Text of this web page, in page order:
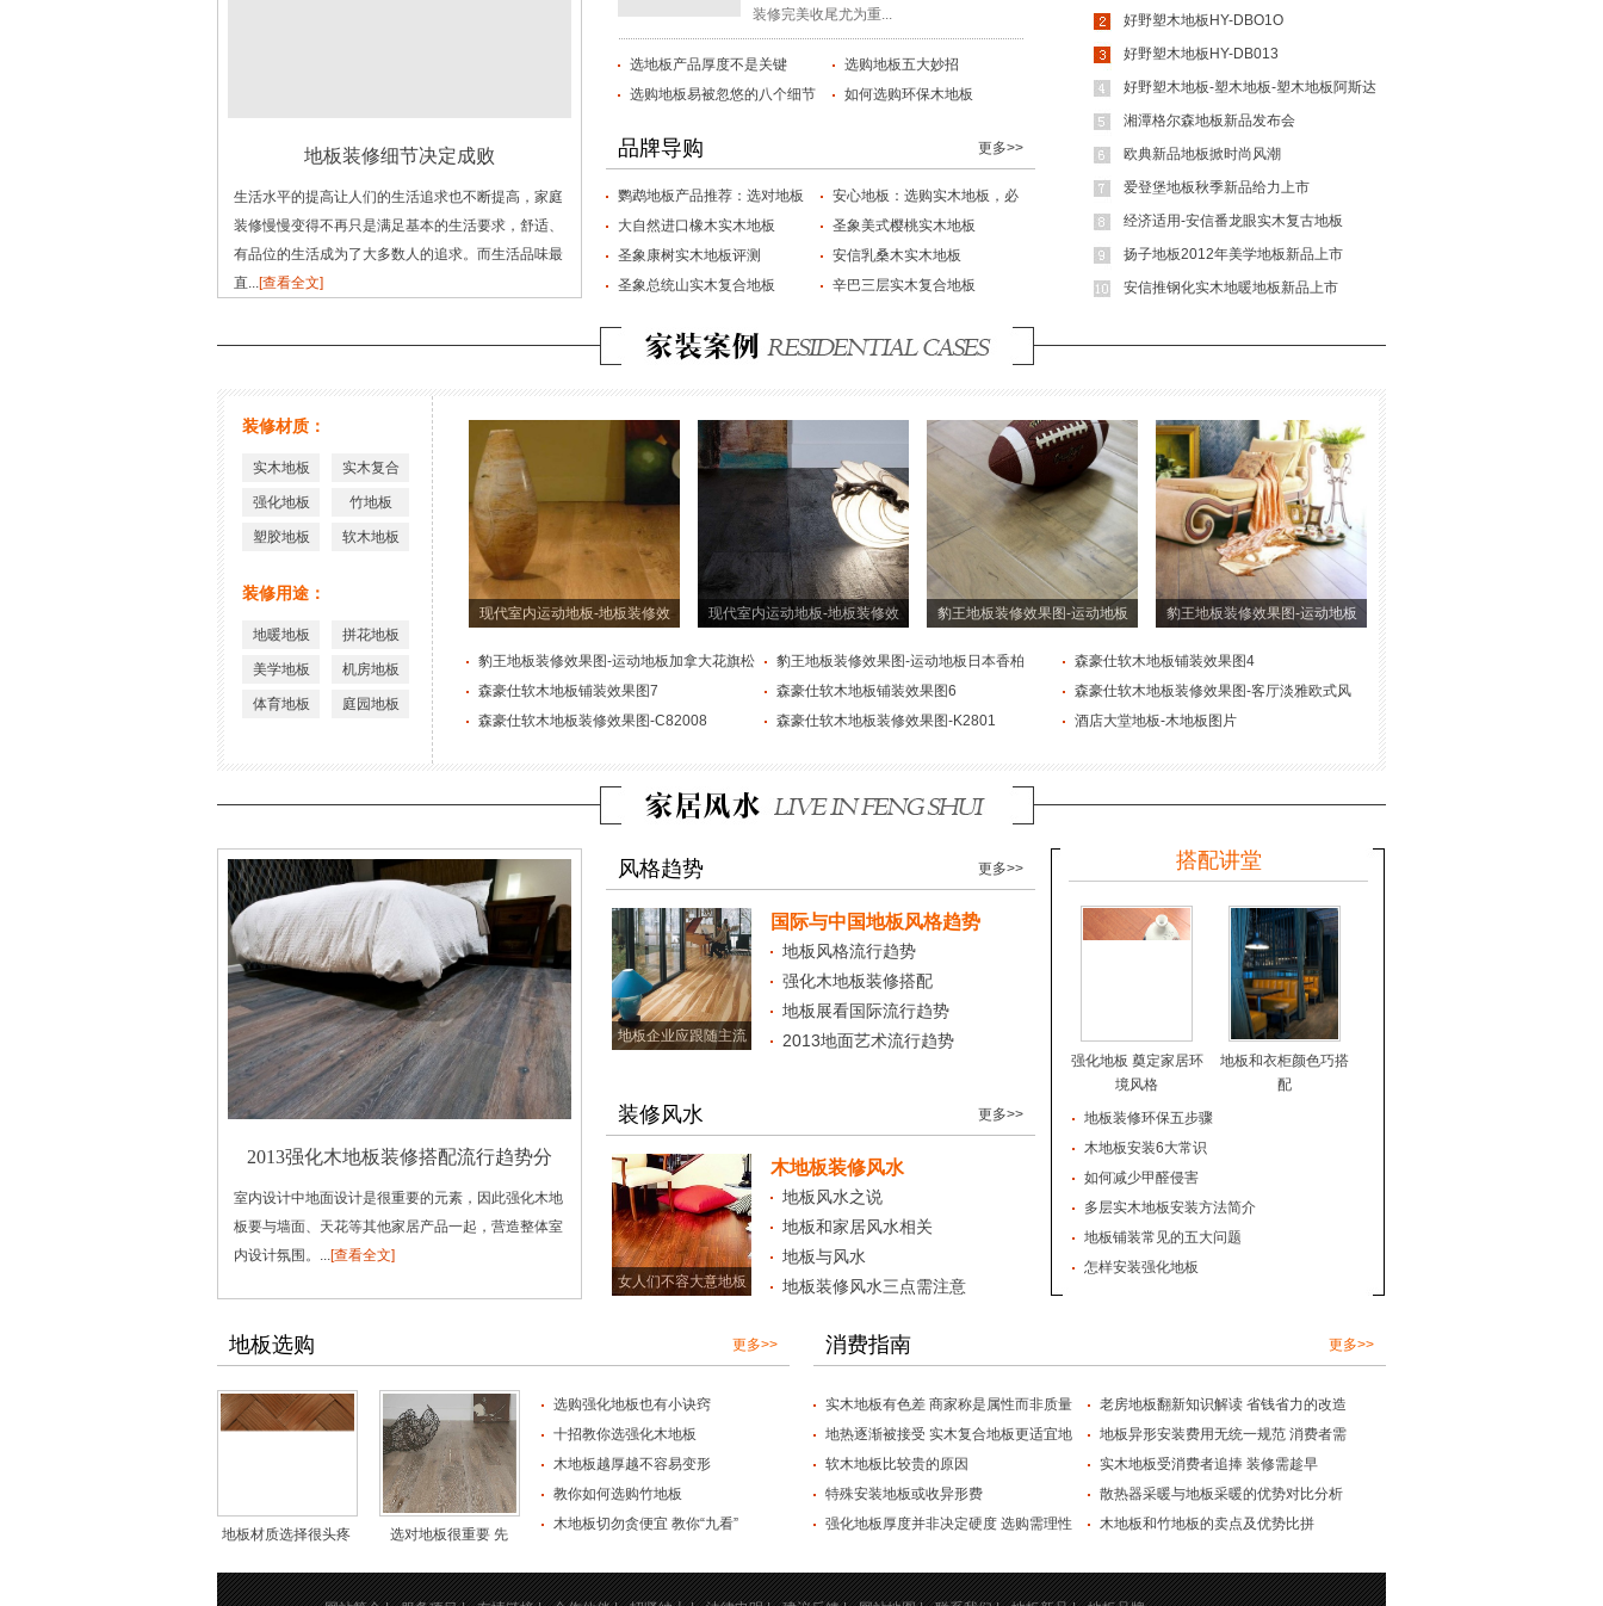
地板装修细节决定成败
生活水平的提高让人们的生活追求也不断提高，家庭
装修慢慢变得不再只是满足基本的生活要求，舒适、
有品位的生活成为了大多数人的追求。而生活品味最
直...[查看全文]
装修完美收尾尤为重...
选地板产品厚度不是关键
选购地板五大妙招
选购地板易被忽悠的八个细节
如何选购环保木地板
品牌导购 更多>>
鹦鹉地板产品推荐：选对地板
安心地板：选购实木地板，必
大自然进口橡木实木地板
圣象美式樱桃实木地板
圣象康树实木地板评测
安信乳桑木实木地板
圣象总统山实木复合地板
辛巴三层实木复合地板
好野塑木地板HY-DBO1O
好野塑木地板HY-DB013
好野塑木地板-塑木地板-塑木地板阿斯达
湘潭格尔森地板新品发布会
欧典新品地板掀时尚风潮
爱登堡地板秋季新品给力上市
经济适用-安信番龙眼实木复古地板
扬子地板2012年美学地板新品上市
安信推钢化实木地暖地板新品上市
装修材质：
实木地板 实木复合
强化地板 竹地板
塑胶地板 软木地板
装修用途：
地暖地板 拼花地板
美学地板 机房地板
体育地板 庭园地板
现代室内运动地板-地板装修效 现代室内运动地板-地板装修效 豹王地板装修效果图-运动地板 豹王地板装修效果图-运动地板
豹王地板装修效果图-运动地板加拿大花旗松 豹王地板装修效果图-运动地板日本香柏
森豪仕软木地板铺装效果图4
森豪仕软木地板铺装效果图7
森豪仕软木地板铺装效果图6
森豪仕软木地板装修效果图-客厅淡雅欧式风
森豪仕软木地板装修效果图-C82008
森豪仕软木地板装修效果图-K2801 酒店大堂地板-木地板图片
2013强化木地板装修搭配流行趋势分
室内设计中地面设计是很重要的元素，因此强化木地
板要与墙面、天花等其他家居产品一起，营造整体室
内设计氛围。...[查看全文]
风格趋势 更多>>
地板企业应跟随主流
国际与中国地板风格趋势
地板风格流行趋势
强化木地板装修搭配
地板展看国际流行趋势
2013地面艺术流行趋势
装修风水 更多>>
女人们不容大意地板
木地板装修风水
地板风水之说
地板和家居风水相关
地板与风水
地板装修风水三点需注意
搭配讲堂
强化地板 奠定家居环
境风格
地板和衣柜颜色巧搭
配
地板装修环保五步骤
木地板安装6大常识
如何减少甲醛侵害
多层实木地板安装方法简介
地板铺装常见的五大问题
怎样安装强化地板
地板选购 更多>>
地板材质选择很头疼 选对地板很重要 先
选购强化地板也有小诀窍
十招教你选强化木地板
木地板越厚越不容易变形
教你如何选购竹地板
木地板切勿贪便宜 教你“九看”
消费指南 更多>>
实木地板有色差 商家称是属性而非质量
老房地板翻新知识解读 省钱省力的改造
地热逐渐被接受 实木复合地板更适宜地
地板异形安装费用无统一规范 消费者需
软木地板比较贵的原因
实木地板受消费者追捧 装修需趁早
特殊安装地板或收异形费
散热器采暖与地板采暖的优势对比分析
强化地板厚度并非决定硬度 选购需理性
木地板和竹地板的卖点及优势比拼